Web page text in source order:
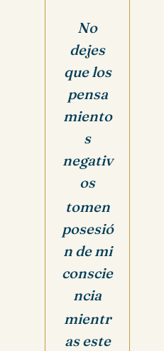
No
dejes
que los
pensa
miento
s
negativ
os
tomen
posesió
n de mi
conscie
ncia
mientr
as este